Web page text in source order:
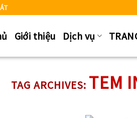
Giới thiệu Dịch vụ
TAG ARCHIVES: TEM